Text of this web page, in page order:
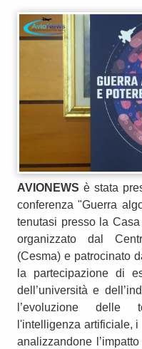
AVIONEWS è stata
conferenza "Guerra
tenutasi presso la Casa
organizzato dal
(Cesma) e patrocinato
la partecipazione di
dell’università e
l’evoluzione delle
l'intelligenza artificiale,
analizzandone